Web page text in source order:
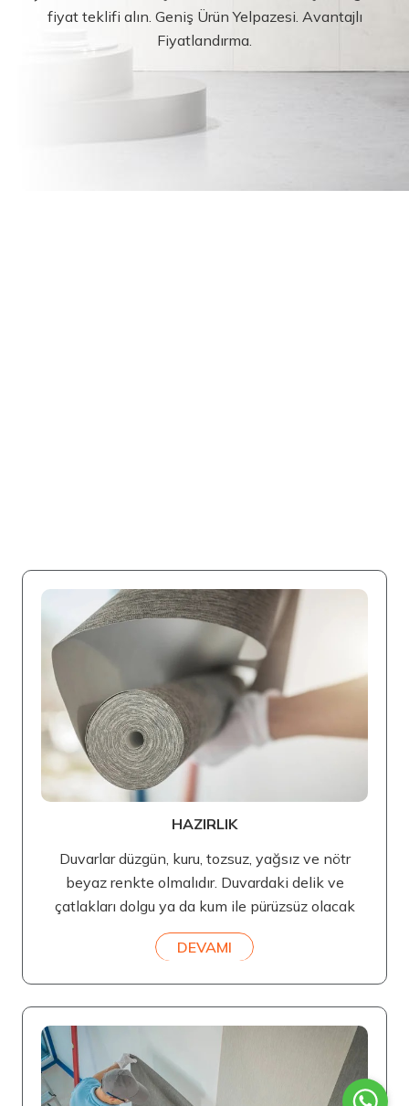
fiyat teklifi alın. Geniş Ürün Yelpazesi. Avantajlı
Fiyatlandırma.
HAZIRLIK
Duvarlar düzgün, kuru, tozsuz, yağsız ve nötr
beyaz renkte olmalıdır. Duvardaki delik ve
çatlakları dolgu ya da kum ile pürüzsüz olacak
DEVAMI